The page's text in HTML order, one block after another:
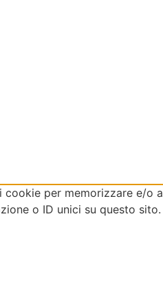
per memorizzare e/
o ID unici su questo